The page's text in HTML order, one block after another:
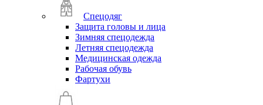
Спецодяг
Защита головы и лица
Зимняя спецодежда
Летняя спецодежда
Медицинская одежда
Рабочая обувь
Фартухи